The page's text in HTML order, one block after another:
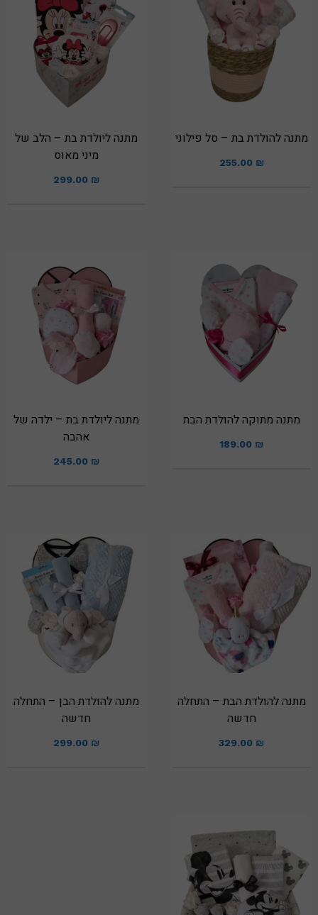
מתנה להולדת בת – סל פילוני
255.00 ₪
מתנה ליולדת בת – הלב של
מיני מאוס
299.00 ₪
מתנה מתוקה להולדת הבת
189.00 ₪
מתנה ליולדת בת – ילדה של
אהבה
245.00 ₪
מתנה להולדת הבת – התחלה
חדשה
329.00 ₪
מתנה להולדת הבן – התחלה
חדשה
299.00 ₪